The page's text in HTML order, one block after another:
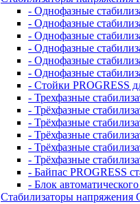
- Однофазные
- Однофазные
- Однофазные
- Однофазные
- Однофазные
- Однофазные
- Стойки PROGRESS
- Трехфазные
- Трёхфазные
- Трёхфазные
- Трёхфазные
- Трёхфазные
- Трёхфазные
- Байпас PROGRESS
- Блок
Стабилизаторы